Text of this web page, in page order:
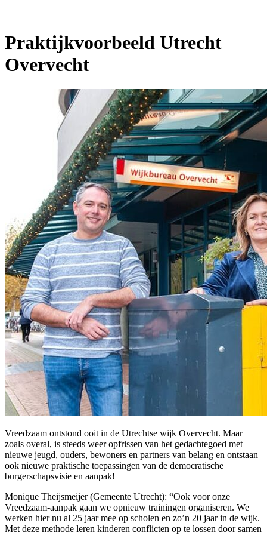
Praktijkvoorbeeld Utrecht
Overvecht
Vreedzaam ontstond ooit in de Utrechtse wijk Overvecht. Maar
zoals overal, is steeds weer opfrissen van het gedachtegoed met
nieuwe jeugd, ouders, bewoners en partners van belang en ontstaan
ook nieuwe praktische toepassingen van de democratische
burgerschapsvisie en aanpak!
Monique Theijsmeijer (Gemeente Utrecht): “Ook voor onze
Vreedzaam-aanpak gaan we opnieuw trainingen organiseren. We
werken hier nu al 25 jaar mee op scholen en zo’n 20 jaar in de wijk.
Met deze methode leren kinderen conflicten op te lossen door samen